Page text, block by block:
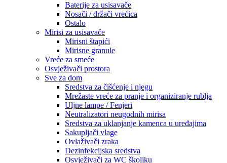
Baterije za usisavače
Nosači / držači vrećica
Ostalo
Mirisi za usisavače
Mirisni štapići
Mirisne granule
Vreće za smeće
Osvježivači prostora
Sve za dom
Sredstva za čišćenje i njegu
Mrežaste vreće za pranje i organiziranje rublja
Uljne lampe / Fenjeri
Neutralizatori neugodnih mirisa
Sredstva za uklanjanje kamenca u uređajima
Sakupljači vlage
Ovlaživači zraka
Dezinfekcijska sredstva
Osvježivači za WC školjku